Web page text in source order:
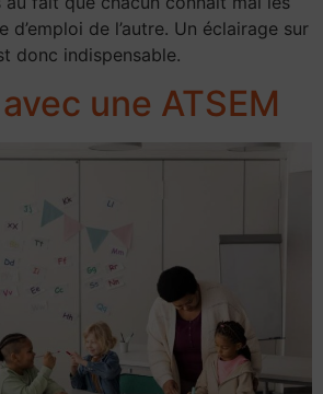
d’emploi de l’autre. Un éclairage sur
donc indispensable.
une ATSEM